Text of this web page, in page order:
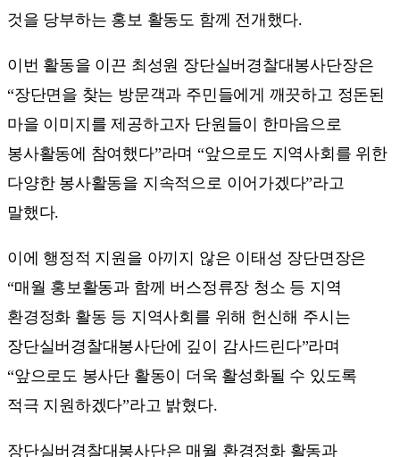
것을 당부하는 홍보 활동도 함께 전개했다.
이번 활동을 이끈 최성원 장단실버경찰대봉사단장은
“장단면을 찾는 방문객과 주민들에게 깨끗하고 정돈된
마을 이미지를 제공하고자 단원들이 한마음으로
봉사활동에 참여했다”라며 “앞으로도 지역사회를 위한
다양한 봉사활동을 지속적으로 이어가겠다”라고
말했다.
이에 행정적 지원을 아끼지 않은 이태성 장단면장은
“매월 홍보활동과 함께 버스정류장 청소 등 지역
환경정화 활동 등 지역사회를 위해 헌신해 주시는
장단실버경찰대봉사단에 깊이 감사드린다”라며
“앞으로도 봉사단 활동이 더욱 활성화될 수 있도록
적극 지원하겠다”라고 밝혔다.
장단실버경찰대봉사단은 매월 환경정화 활동과